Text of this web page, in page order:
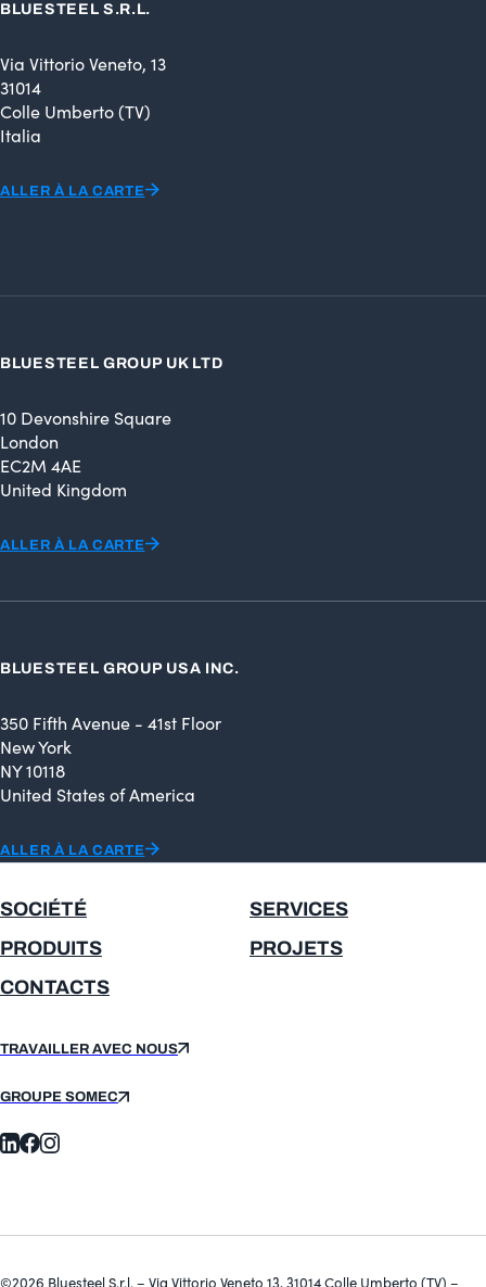
BLUESTEEL S.R.L.
Via Vittorio Veneto, 13
31014
Colle Umberto (TV)
Italia
ALLER À LA CARTE
BLUESTEEL GROUP UK LTD
10 Devonshire Square
London
EC2M 4AE
United Kingdom
ALLER À LA CARTE
BLUESTEEL GROUP USA INC.
350 Fifth Avenue - 41st Floor
New York
NY 10118
United States of America
ALLER À LA CARTE
SOCIÉTÉ
SERVICES
PRODUITS
PROJETS
CONTACTS
TRAVAILLER AVEC NOUS
GROUPE SOMEC
©2026 Bluesteel S.r.l. – Via Vittorio Veneto 13, 31014 Colle Umberto (TV) –